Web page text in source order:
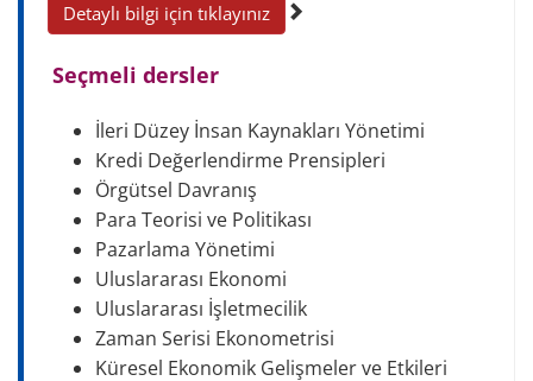
Detaylı bilgi için tıklayınız
Seçmeli dersler
İleri Düzey İnsan Kaynakları Yönetimi
Kredi Değerlendirme Prensipleri
Örgütsel Davranış
Para Teorisi ve Politikası
Pazarlama Yönetimi
Uluslararası Ekonomi
Uluslararası İşletmecilik
Zaman Serisi Ekonometrisi
Küresel Ekonomik Gelişmeler ve Etkileri